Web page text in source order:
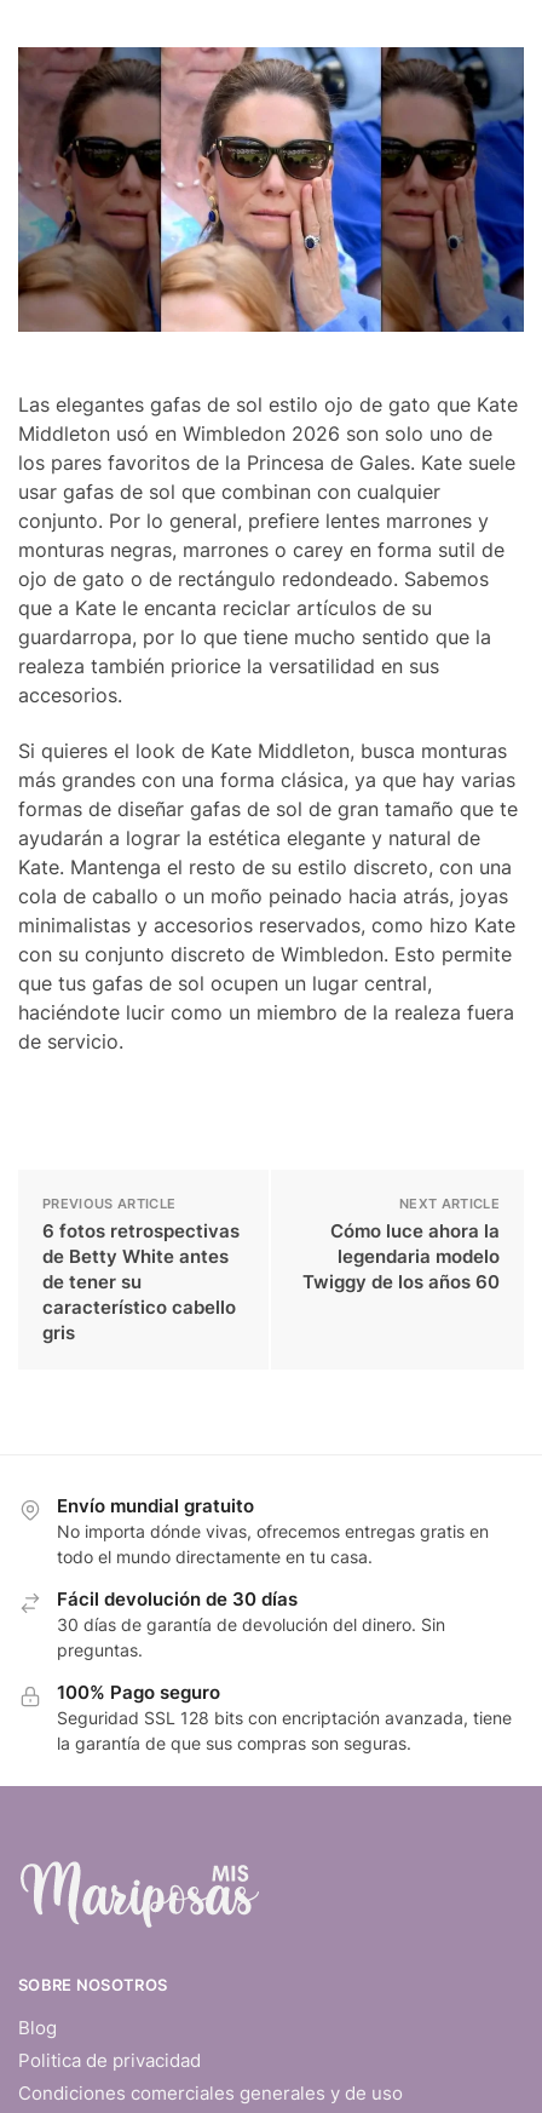
Las elegantes gafas de sol estilo ojo de gato que Kate
Middleton usó en Wimbledon 2026 son solo uno de
los pares favoritos de la Princesa de Gales. Kate suele
usar gafas de sol que combinan con cualquier
conjunto. Por lo general, prefiere lentes marrones y
monturas negras, marrones o carey en forma sutil de
ojo de gato o de rectángulo redondeado. Sabemos
que a Kate le encanta reciclar artículos de su
guardarropa, por lo que tiene mucho sentido que la
realeza también priorice la versatilidad en sus
accesorios.
Si quieres el look de Kate Middleton, busca monturas
más grandes con una forma clásica, ya que hay varias
formas de diseñar gafas de sol de gran tamaño que te
ayudarán a lograr la estética elegante y natural de
Kate. Mantenga el resto de su estilo discreto, con una
cola de caballo o un moño peinado hacia atrás, joyas
minimalistas y accesorios reservados, como hizo Kate
con su conjunto discreto de Wimbledon. Esto permite
que tus gafas de sol ocupen un lugar central,
haciéndote lucir como un miembro de la realeza fuera
de servicio.
PREVIOUS ARTICLE
6 fotos retrospectivas
de Betty White antes
de tener su
característico cabello
gris
NEXT ARTICLE
Cómo luce ahora la
legendaria modelo
Twiggy de los años 60
Envío mundial gratuito
No importa dónde vivas, ofrecemos entregas gratis en
todo el mundo directamente en tu casa.
Fácil devolución de 30 días
30 días de garantía de devolución del dinero. Sin
preguntas.
100% Pago seguro
Seguridad SSL 128 bits con encriptación avanzada, tiene
la garantía de que sus compras son seguras.
SOBRE NOSOTROS
Blog
Politica de privacidad
Condiciones comerciales generales y de uso